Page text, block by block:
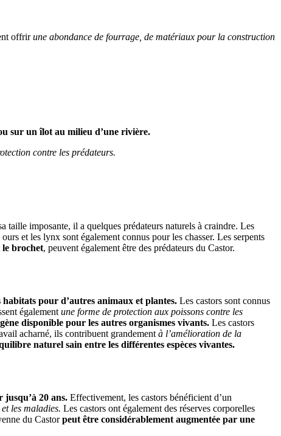
offrirune abondance de fourrage, de matériaux pour la construction
sur un îlot au milieu d’une rivière.
contre les prédateurs.
taille imposante, il a quelques prédateurs naturels à craindre. Les
et les lynx sont également connus pour les chasser. Les serpents
le brochet, peuvent également être des prédateurs du Castor.
habitats pour d’autres animaux et plantes. Les castors sont connus
également une forme de protection aux poissons contre les
disponible pour les autres organismes vivants. Les castors
acharné, ils contribuent grandement à l’amélioration de la
naturel sain entre les différentes espèces vivantes.
jusqu’à 20 ans. Effectivement, les castors bénéficient d’un
les maladies. Les castors ont également des réserves corporelles
du Castorpeut être considérablement augmentée par une